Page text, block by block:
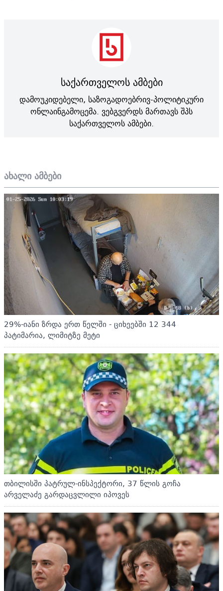
ახალი ამბები
29%-იანი ზრდა ერთ წელში - ციხეებში 12 344
პატიმარია, ლიმიტზე მეტი
თბილისში პატრულ-ინსპექტორი, 37 წლის გოჩა
არველაძე გარდაცვლილი იპოვეს
საქართველოს ამბები
დამოუკიდებელი, საზოგადოებრივ-პოლიტიკური
ონლაინგამოცემა. ვებგვერდს მართავს შპს
საქართველოს ამბები.